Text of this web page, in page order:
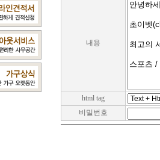
내용
html tag
비밀번호